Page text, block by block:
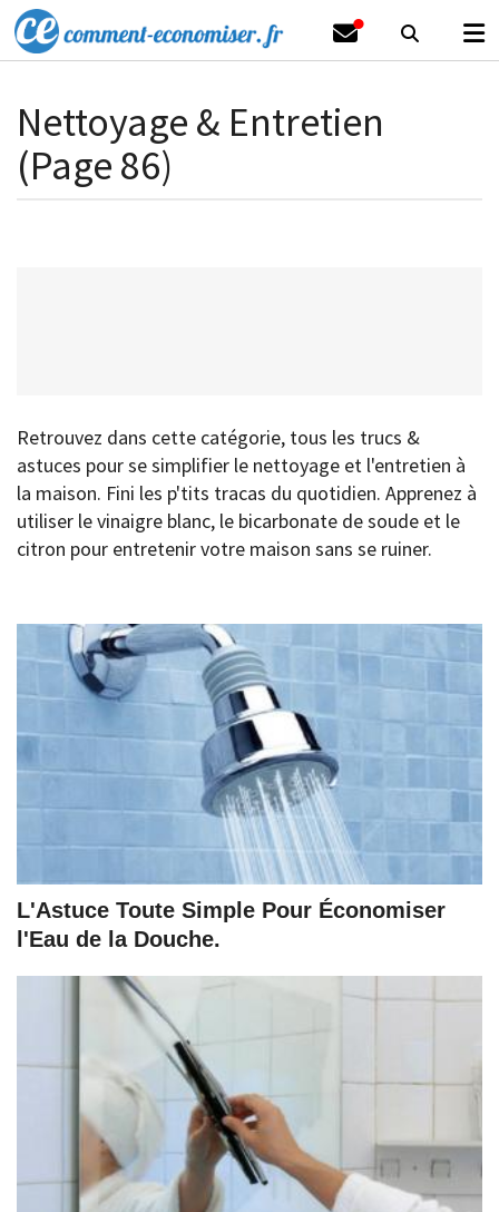
Nettoyage & Entretien
(Page 86)
Retrouvez dans cette catégorie, tous les trucs &
astuces pour se simplifier le nettoyage et l'entretien à
la maison. Fini les p'tits tracas du quotidien. Apprenez à
utiliser le vinaigre blanc, le bicarbonate de soude et le
citron pour entretenir votre maison sans se ruiner.
L'Astuce Toute Simple Pour Économiser
l'Eau de la Douche.